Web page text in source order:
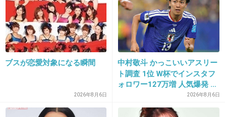
+63 -925
33. 匿名2016/10/30(日) 11:16:24
こんなんが日本を代表するとか思われたくない
ブスが恋愛対象になる瞬間
2026年8月6日
中村敬斗 かっこいいアスリー
ト調査 1位 W杯でインスタフ
ォロワー127万増 人気爆発 …
2位 高橋藍 3位 大谷翔平2026年8月6日